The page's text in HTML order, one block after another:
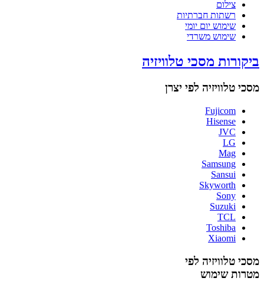
צילום
רשתות חברתיות
שימוש יום יומי
שימוש משרדי
ביקורות מסכי טלוויזיה
מסכי טלוויזיה לפי יצרן
Fujicom
Hisense
JVC
LG
Mag
Samsung
Sansui
Skyworth
Sony
Suzuki
TCL
Toshiba
Xiaomi
מסכי טלוויזיה לפי
מטרות שימוש